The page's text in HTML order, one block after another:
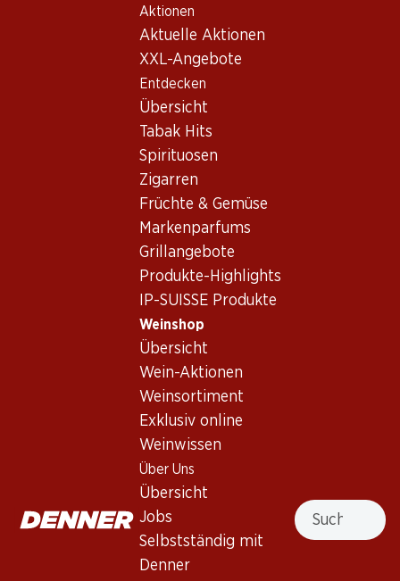
Aktionen
Aktuelle Aktionen
XXL-Angebote
Entdecken
Übersicht
Tabak Hits
Spirituosen
Zigarren
Früchte & Gemüse
Markenparfums
Grillangebote
Produkte-Highlights
IP-SUISSE Produkte
Weinshop
Übersicht
Wein-Aktionen
Weinsortiment
Exklusiv online
Weinwissen
Über Uns
Übersicht
Jobs
Selbstständig mit
Denner
Suche
Wein/Champagner
Wallis
Soleil-du-Rhône Assemblage de Cépages rouges
Soleil-du-Rhône Assemblage de
Cépages rouges
Wallis
Schweiz, Wallis, 1 Liter